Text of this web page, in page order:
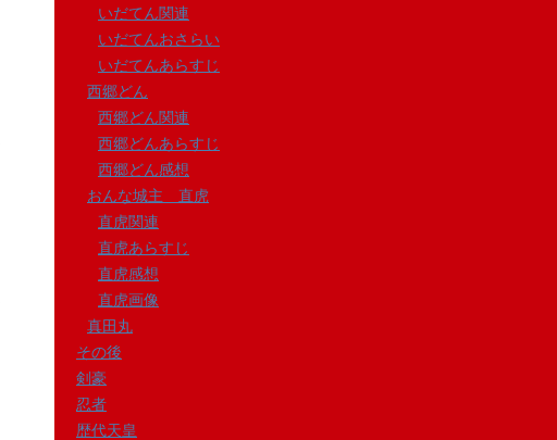
いだてん関連
いだてんおさらい
いだてんあらすじ
西郷どん
西郷どん関連
西郷どんあらすじ
西郷どん感想
おんな城主 直虎
直虎関連
直虎あらすじ
直虎感想
直虎画像
真田丸
その後
剣豪
忍者
歴代天皇